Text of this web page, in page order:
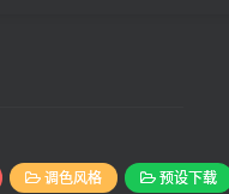
调色风格 预设下载